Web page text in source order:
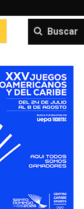
Buscar